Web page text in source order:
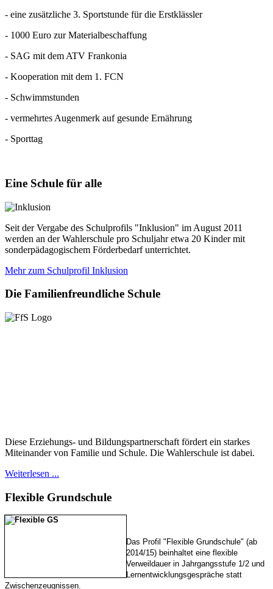
- eine zusätzliche 3. Sportstunde für die Erstklässler
- 1000 Euro zur Materialbeschaffung
- SAG mit dem ATV Frankonia
- Kooperation mit dem 1. FCN
- Schwimmstunden
- vermehrtes Augenmerk auf gesunde Ernährung
- Sporttag
Eine Schule für alle
Seit der Vergabe des Schulprofils "Inklusion" im August 2011
werden an der Wahlerschule pro Schuljahr etwa 20 Kinder mit
sonderpädagogischem Förderbedarf unterrichtet.
Mehr zum Schulprofil Inklusion
Die Familienfreundliche Schule
Diese Erziehungs- und Bildungspartnerschaft fördert ein starkes
Miteinander von Familie und Schule. Die Wahlerschule ist dabei.
Weiterlesen ...
Flexible Grundschule
Das Profil "Flexible Grundschule" (ab
2014/15) beinhaltet eine flexible
Verweildauer in Jahrgangsstufe 1/2 und
Lernentwicklungsgespräche statt
Zwischenzeugnissen.